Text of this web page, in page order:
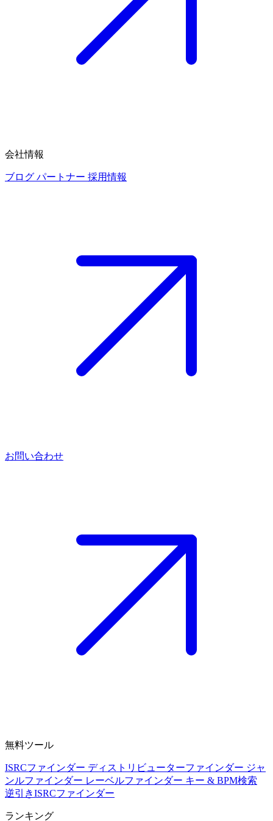
会社情報
ブログ パートナー 採用情報
お問い合わせ
無料ツール
ISRCファインダー ディストリビューターファインダー ジャ
ンルファインダー レーベルファインダー キー & BPM検索
逆引きISRCファインダー
ランキング